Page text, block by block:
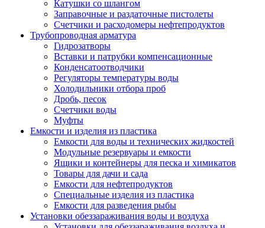
Катушки со шлангом
Заправочные и раздаточные пистолеты
Счетчики и расходомеры нефтепродуктов
Трубопроводная арматура
Гидрозатворы
Вставки и патрубки компенсационные
Конденсатоотводчики
Регуляторы температуры воды
Холодильники отбора проб
Дробь, песок
Счетчики воды
Муфты
Емкости и изделия из пластика
Емкости для воды и технических жидкостей
Модульные резервуары и емкости
Ящики и контейнеры для песка и химикатов
Товары для дачи и сада
Емкости для нефтепродуктов
Специальные изделия из пластика
Емкости для разведения рыбы
Установки обеззараживания воды и воздуха